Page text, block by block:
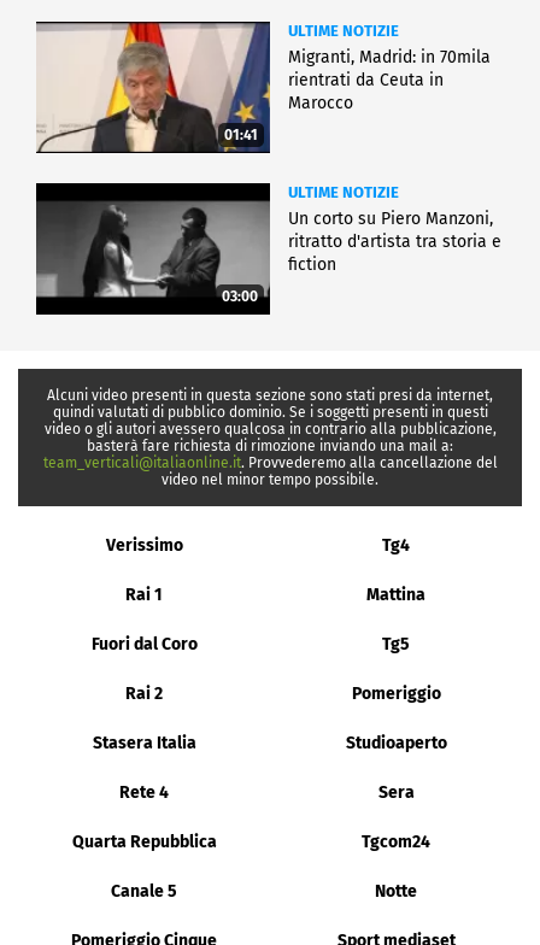
01:41
ULTIME NOTIZIE
Migranti, Madrid: in 70mila
rientrati da Ceuta in
Marocco
03:00
ULTIME NOTIZIE
Un corto su Piero Manzoni,
ritratto d'artista tra storia e
fiction
Alcuni video presenti in questa sezione sono stati presi da internet,
quindi valutati di pubblico dominio. Se i soggetti presenti in questi
video o gli autori avessero qualcosa in contrario alla pubblicazione,
basterà fare richiesta di rimozione inviando una mail a:
team_verticali@italiaonline.it. Provvederemo alla cancellazione del
video nel minor tempo possibile.
Verissimo Tg4
Rai 1 Mattina
Fuori dal Coro Tg5
Rai 2 Pomeriggio
Stasera Italia Studioaperto
Rete 4 Sera
Quarta Repubblica Tgcom24
Canale 5 Notte